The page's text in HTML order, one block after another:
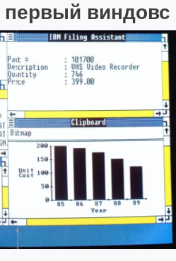
первый виндовс